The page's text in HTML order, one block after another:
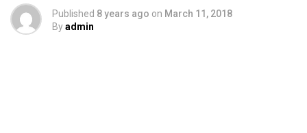
Published 8 years ago on March 11, 2018
Byadmin